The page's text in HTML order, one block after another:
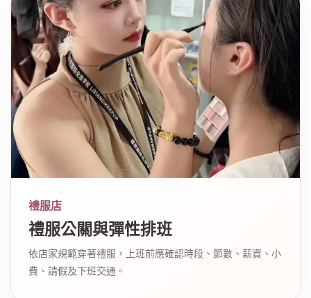
禮服店
禮服公關與彈性排班
依店家規範穿著禮服，上班前應確認時段、節數、薪資、小
費、請假及下班交通。